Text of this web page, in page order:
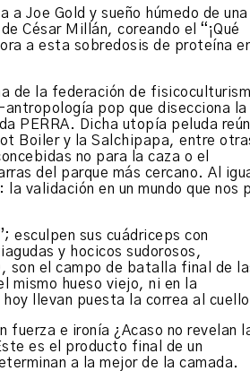
a Joe Gold y sueño húmedo de una
César Millán, coreando el “¡Qué
a esta sobredosis de proteína
de la federación de
pop que disecciona la
PERRA. Dicha utopía peluda
Boiler y la Salchipapa, entre
no para la caza o el
del parque más cercano. Al
validación en un mundo que nos
esculpen sus cuádriceps con
y hocicos sudorosos,
son el campo de batalla final de
mismo hueso viejo, ni en la
llevan puesta la correa al
fuerza e ironía ¿Acaso no revelan
es el producto final de un
a la mejor de la camada.